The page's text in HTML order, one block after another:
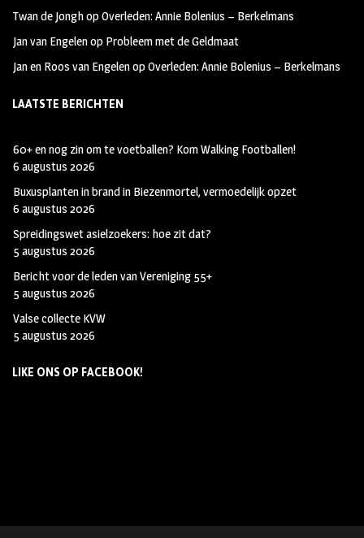
Twan de JonghopOverleden: Annie Bolenius – Berkelmans
Jan van Engelenop Probleem met de Geldmaat
Jan en Roos van EngelenopOverleden: Annie Bolenius – Berkelmans
LAATSTE BERICHTEN
60+ en nog zin om te voetballen? Kom Walking Footballen!
6 augustus 2026
Buxusplanten in brand in Biezenmortel, vermoedelijk opzet
6 augustus 2026
Spreidingswet asielzoekers: hoe zit dat?
5 augustus 2026
Bericht voor de leden van Vereniging 55+
5 augustus 2026
Valse collecte KVW
5 augustus 2026
LIKE ONS OP FACEBOOK!